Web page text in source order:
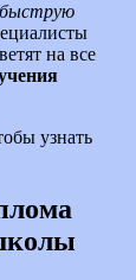
быструю
на все
узнать